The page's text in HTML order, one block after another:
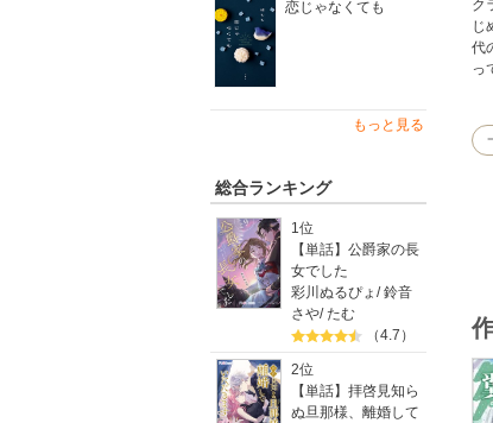
恋じゃなくても
もっと見る
総合ランキング
1位
【単話】公爵家の長
女でした
彩川ぬるぴょ /鈴音
さや/たむ
（4.7）
2位
【単話】拝啓見知ら
ぬ旦那様、離婚して
ク
じ
代
っ